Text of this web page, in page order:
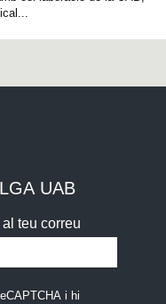
UAB
teu correu
i hi